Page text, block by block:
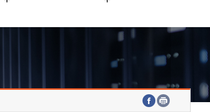
호남권연구본부
연구원 고객헌장
주요업무연락처